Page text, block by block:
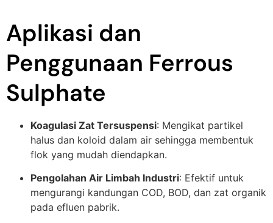
Aplikasi dan
Penggunaan Ferrous
Sulphate
Koagulasi Zat Tersuspensi: Mengikat partikel
halus dan koloid dalam air sehingga membentuk
flok yang mudah diendapkan.
Pengolahan Air Limbah Industri: Efektif untuk
mengurangi kandungan COD, BOD, dan zat organik
pada efluen pabrik.